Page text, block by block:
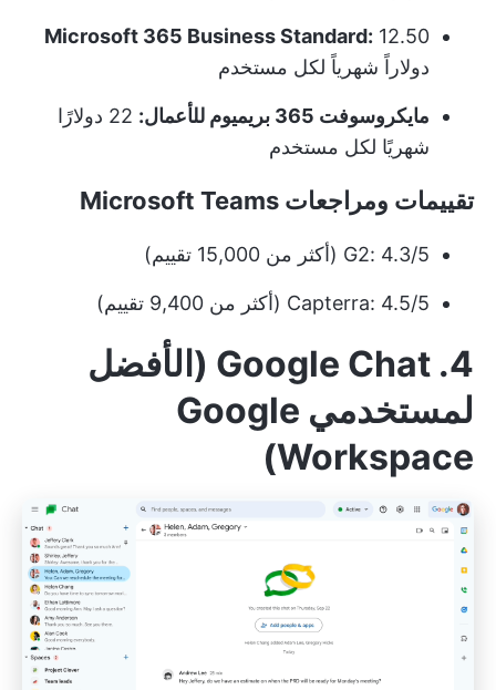
Microsoft 365 Business Standard: 12.50
دولاراً شهرياً لكل مستخدم
مايكروسوفت 365 بريميوم للأعمال:
22 دولارًا
شهريًا لكل مستخدم
تقييمات ومراجعات Microsoft Teams
G2: 4.3/5 (أكثر من 15,000 تقييم)
Capterra: 4.5/5 (أكثر من 9,400 تقييم)
4. Google Chat (الأفضل
لمستخدمي Google
Workspace)